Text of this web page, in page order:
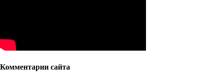
Комментарии сайта